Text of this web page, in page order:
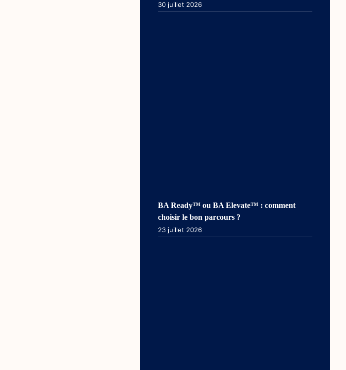
30 juillet 2026
BA Ready™ ou BA Elevate™ : comment
choisir le bon parcours ?
23 juillet 2026